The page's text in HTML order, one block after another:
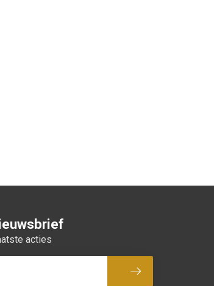
acties
Abonneer